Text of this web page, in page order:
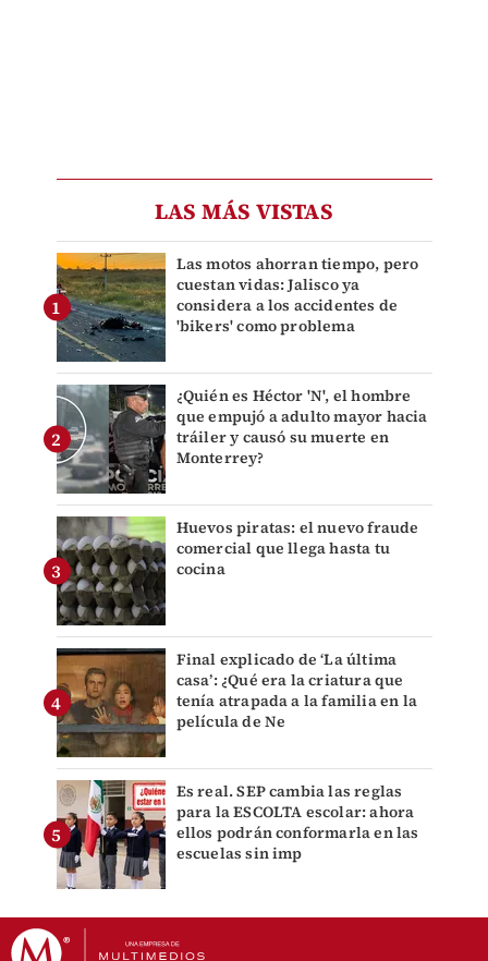
LAS MÁS VISTAS
Las motos ahorran tiempo, pero
cuestan vidas: Jalisco ya
considera a los accidentes de
'bikers' como problema
¿Quién es Héctor 'N', el hombre
que empujó a adulto mayor hacia
tráiler y causó su muerte en
Monterrey?
Huevos piratas: el nuevo fraude
comercial que llega hasta tu
cocina
Final explicado de ‘La última
casa’: ¿Qué era la criatura que
tenía atrapada a la familia en la
película de Ne
Es real. SEP cambia las reglas
para la ESCOLTA escolar: ahora
ellos podrán conformarla en las
escuelas sin imp